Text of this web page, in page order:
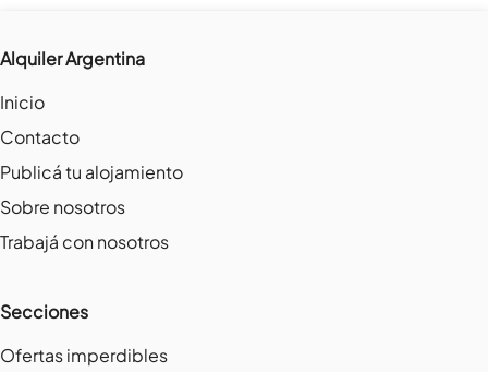
Alquiler Argentina
Inicio
Contacto
Publicá tu alojamiento
Sobre nosotros
Trabajá con nosotros
Secciones
Ofertas imperdibles